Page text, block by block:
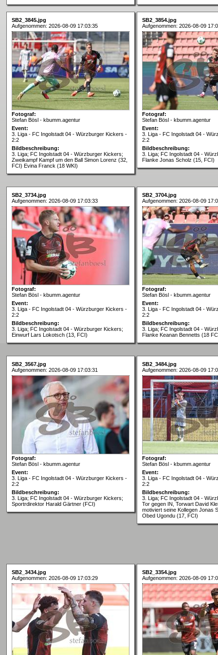
SB2_3845.jpg
Aufgenommen: 2026-08-09 17:03:35
Fotograf:
Stefan Bösl - kbumm.agentur
Event:
3. Liga - FC Ingolstadt 04 - Würzburger Kickers -
2:2
Bildbeschreibung:
3. Liga; FC Ingolstadt 04 - Würzburger Kickers;
Zweikampf Kampf um den Ball Simon Lorenz (32,
FCI) Evina Franck (18 WKI)
SB2_3854.jpg
Aufgenommen: 2026-08-09
Fotograf:
Stefan Bösl - kbumm.agentur
Event:
3. Liga - FC Ingolstadt 04 -
2:2
Bildbeschreibung:
3. Liga; FC Ingolstadt 04 -
Flanke Jonas Scholz (15, FCI)
SB2_3734.jpg
Aufgenommen: 2026-08-09 17:03:33
Fotograf:
Stefan Bösl - kbumm.agentur
Event:
3. Liga - FC Ingolstadt 04 - Würzburger Kickers -
2:2
Bildbeschreibung:
3. Liga; FC Ingolstadt 04 - Würzburger Kickers;
Einwurf Lars Lokotsch (13, FCI)
SB2_3704.jpg
Aufgenommen: 2026-08-09
Fotograf:
Stefan Bösl - kbumm.agentur
Event:
3. Liga - FC Ingolstadt 04 -
2:2
Bildbeschreibung:
3. Liga; FC Ingolstadt 04 -
Flanke Keanan Bennetts (18
SB2_3567.jpg
Aufgenommen: 2026-08-09 17:03:31
Fotograf:
Stefan Bösl - kbumm.agentur
Event:
3. Liga - FC Ingolstadt 04 - Würzburger Kickers -
2:2
Bildbeschreibung:
3. Liga; FC Ingolstadt 04 - Würzburger Kickers;
Sportrdirektor Harald Gärtner (FCI)
SB2_3484.jpg
Aufgenommen: 2026-08-09
Fotograf:
Stefan Bösl - kbumm.agentur
Event:
3. Liga - FC Ingolstadt 04 -
2:2
Bildbeschreibung:
3. Liga; FC Ingolstadt 04 -
Tor gegen IN, Torwart David
motiviert seine Kollegen Jonas
Obed Ugondu (17, FCI)
SB2_3434.jpg
Aufgenommen: 2026-08-09 17:03:29
SB2_3354.jpg
Aufgenommen: 2026-08-09